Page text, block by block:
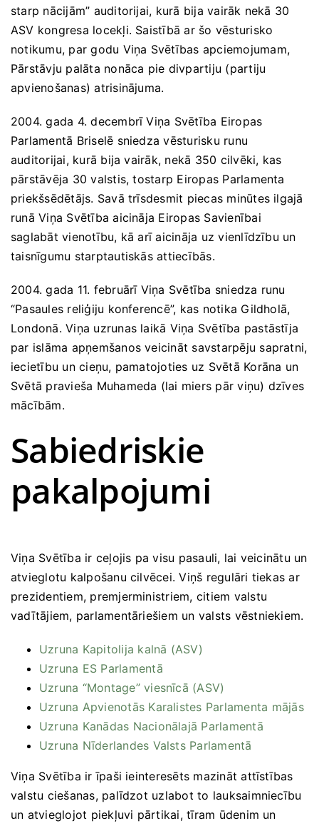
starp nācijām” auditorijai, kurā bija vairāk nekā 30
ASV kongresa locekļi. Saistībā ar šo vēsturisko
notikumu, par godu Viņa Svētības apciemojumam,
Pārstāvju palāta nonāca pie divpartiju (partiju
apvienošanas) atrisinājuma.
2004. gada 4. decembrī Viņa Svētība Eiropas
Parlamentā Briselē sniedza vēsturisku runu
auditorijai, kurā bija vairāk, nekā 350 cilvēki, kas
pārstāvēja 30 valstis, tostarp Eiropas Parlamenta
priekšsēdētājs. Savā trīsdesmit piecas minūtes ilgajā
runā Viņa Svētība aicināja Eiropas Savienībai
saglabāt vienotību, kā arī aicināja uz vienlīdzību un
taisnīgumu starptautiskās attiecībās.
2004. gada 11. februārī Viņa Svētība sniedza runu
“Pasaules reliģiju konferencē”, kas notika Gildholā,
Londonā. Viņa uzrunas laikā Viņa Svētība pastāstīja
par islāma apņemšanos veicināt savstarpēju sapratni,
iecietību un cieņu, pamatojoties uz Svētā Korāna un
Svētā pravieša Muhameda (lai miers pār viņu) dzīves
mācībām.
Sabiedriskie
pakalpojumi
Viņa Svētība ir ceļojis pa visu pasauli, lai veicinātu un
atvieglotu kalpošanu cilvēcei. Viņš regulāri tiekas ar
prezidentiem, premjerministriem, citiem valstu
vadītājiem, parlamentāriešiem un valsts vēstniekiem.
Uzruna Kapitolija kalnā (ASV)
Uzruna ES Parlamentā
Uzruna “Montage” viesnīcā (ASV)
Uzruna Apvienotās Karalistes Parlamenta mājās
Uzruna Kanādas Nacionālajā Parlamentā
Uzruna Nīderlandes Valsts Parlamentā
Viņa Svētība ir īpaši ieinteresēts mazināt attīstības
valstu ciešanas, palīdzot uzlabot to lauksaimniecību
un atvieglojot piekļuvi pārtikai, tīram ūdenim un